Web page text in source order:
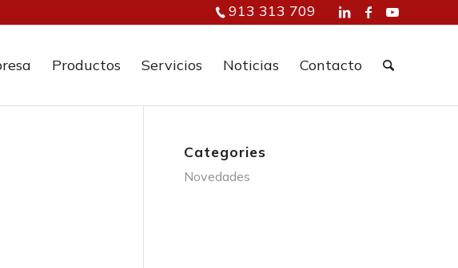
913 313 709
Productos Servicios Noticias Contacto
Categories
Novedades